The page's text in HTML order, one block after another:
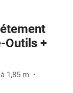
Outils +
1,85 m •